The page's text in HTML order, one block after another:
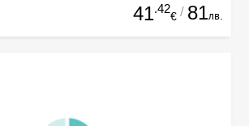
41.42
€ / 81лв.